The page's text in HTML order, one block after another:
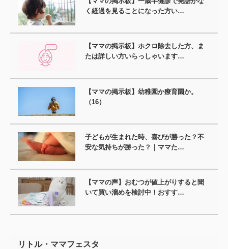
く経過を見ることになった方い…
【ママの掲示板】ホクロ除去した方、ま
たは詳しい方いらっしゃいます…
【ママの掲示板】幼稚園か療育園か。
（16）
子どもが生まれた時、喜びが勝った？不
安な気持ちが勝った？｜ママた…
【ママの声】おむつが値上がりすると聞
いて買い溜めを検討中！おすす…
リトル・ママフェスタ